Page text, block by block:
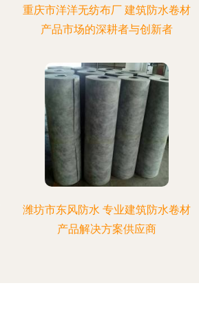
重庆市洋洋无纺布厂 建筑防水卷材
产品市场的深耕者与创新者
潍坊市东风防水 专业建筑防水卷材
产品解决方案供应商